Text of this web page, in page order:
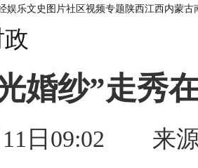
娱乐文史 图片社区视频专题 陕西江西内蒙古
婚纱”走秀
11日09:02 来